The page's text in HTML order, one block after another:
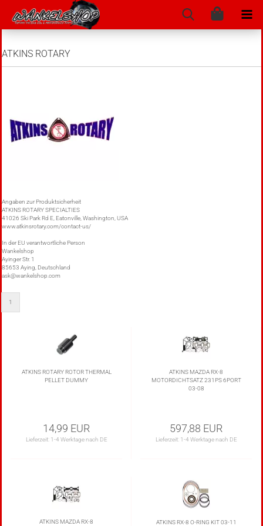
ATKINS ROTARY
Angaben zur Produktsicherheit
ATKINS ROTARY SPECIALTIES
41026 Ski Park Rd E, Eatonville, Washington, USA
www.atkinsrotary.com/contact-us/
In der EU verantwortliche Person
Wankelshop
Ayinger Str. 1
85653 Aying, Deutschland
ask@wankelshop.com
1
ATKINS ROTARY ROTOR THERMAL
PELLET DUMMY
14,99 EUR
Lieferzeit: 1-4 Werktage nach DE
ATKINS MAZDA RX-8
MOTORDICHTSATZ 231PS 6PORT
03-08
597,88 EUR
Lieferzeit: 1-4 Werktage nach DE
ATKINS MAZDA RX-8 ATKINS RX-8 O-RING KIT 03-11